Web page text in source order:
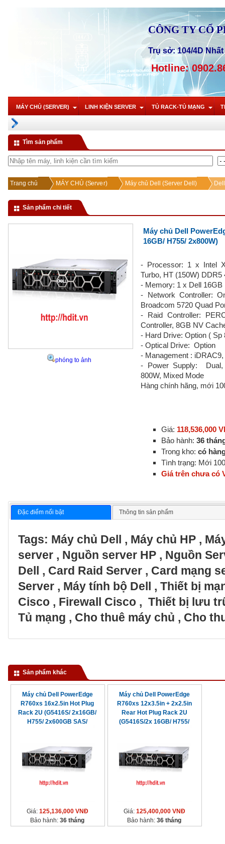
CÔNG TY CỔ
Trụ sở: 104/4D
Hotline:
MÁY CHỦ (SERVER) LINH KIỆN SERVER TỦ RACK-TỦ MẠNG
Tìm sản phẩm
Trang chủ MÁY CHỦ (Server) Máy chủ Dell (Server Dell)
Sản phẩm chi tiết
phóng to ảnh
Máy chủ Dell
16GB/ H755/ 2x800W)
- Processor: 1 x Intel
Turbo, HT (150W) DDR5
- Memory: 1 x Dell
- Network Controller:
Broadcom 5720 Quad
- Raid Controller:
Controller, 8GB NV
- Hard Drive: Option ( Sp
- Optical Drive: Option
- Management :
- Power Supply: Dual,
800W, Mixed Mode
Hàng chính hãng, mới
Giá: 118,536,000
Bảo hành:36
Trong kho:có
Tình trạng: Mới
Giá trên chưa có
Đặc điểm nổi bật Thông tin sản phẩm
Tags: Máy chủ Dell , Máy chủ HP,
server, Nguồn server HP, Nguồn
Dell , Card Raid Server, Card mạng
Server, Máy tính bộ Dell , Thiết bị
Cisco, Firewall Cisco, Thiết bị lưu
Tủ mạng , Cho thuê máy chủ , Cho
Sản phẩm khác
Máy chủ Dell PowerEdge
R760xs 16x2.5in Hot Plug
Rack 2U (G5416S/ 2x16GB/
H755/ 2x600GB SAS/
Giá: 125,136,000 VNĐ
Bảo hành:36 tháng
Máy chủ Dell PowerEdge
R760xs 12x3.5in + 2x2.5in
Rear Hot Plug Rack 2U
(G5416S/2x 16GB/ H755/
Giá: 125,400,000 VNĐ
Bảo hành:36 tháng